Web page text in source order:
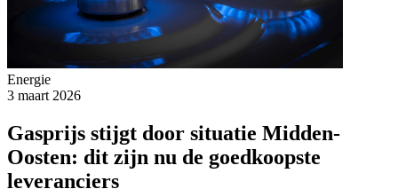
Energie
3 maart 2026
Gasprijs stijgt door situatie Midden-
Oosten: dit zijn nu de goedkoopste
leveranciers